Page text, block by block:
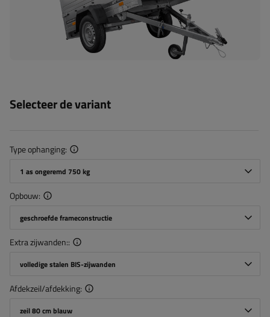
Selecteer de variant
Type ophanging
1 as ongeremd 750 kg
Opbouw
geschroefde frameconstructie
Extra zijwanden:
volledige stalen BIS-zijwanden
Afdekzeil/afdekking
zeil 80 cm blauw